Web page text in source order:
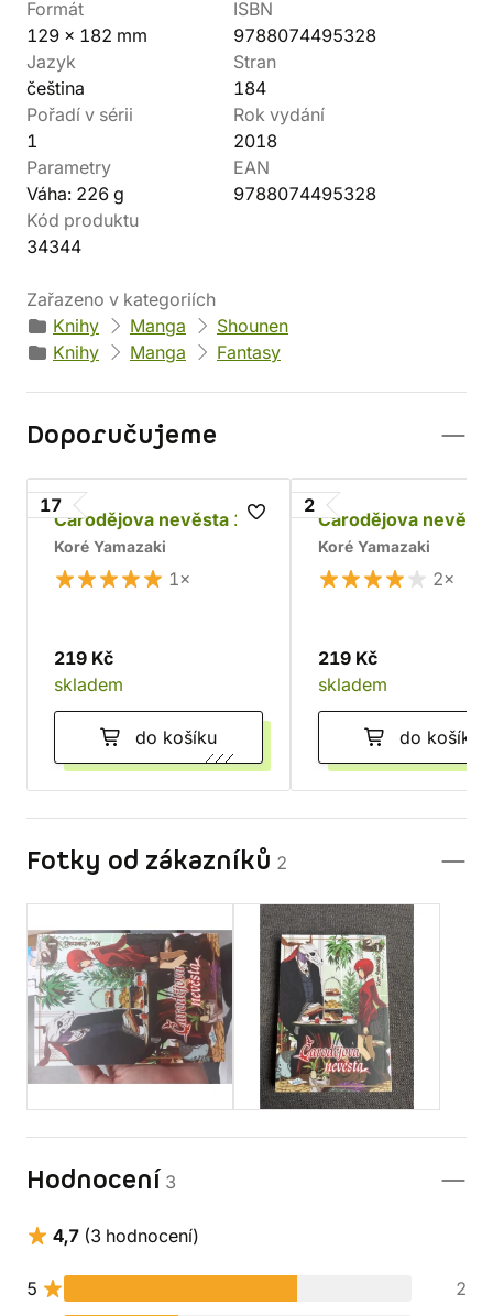
Formát
129 x 182 mm
ISBN
9788074495328
Jazyk
čeština
Stran
184
Pořadí v sérii
1
Rok vydání
2018
Parametry
Váha: 226 g
EAN
9788074495328
Kód produktu
34344
Zařazeno v kategoriích
Knihy
Manga
Shounen
Knihy
Manga Fantasy
Doporučujeme
17
Čarodějova nevěsta 17
Koré Yamazaki
1×
219 Kč
skladem
do košíku
2
Čarodějova
Koré Yamazaki
2×
219 Kč
skladem
do košíku
Fotky od zákazníků 2
Hodnocení 3
4,7 (3 hodnocení)
5
2